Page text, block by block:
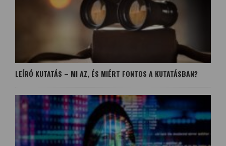
LEÍRÓ KUTATÁS – MI AZ, ÉS MIÉRT FONTOS A KUTATÁSBAN?